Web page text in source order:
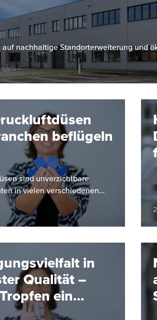
auf nachhaltige Standorterweiterung und
beflügeln
sind unverzichtbare
in vielen verschiedenen
in
Qualität –
ein